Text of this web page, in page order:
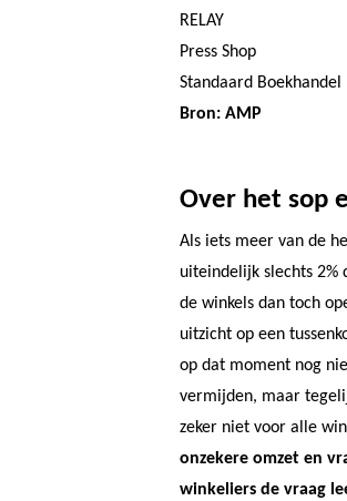
RELAY
Press Shop
Standaard Boekhandel
Bron: AMP
Over het sop
Als iets meer van de
uiteindelijk slechts 2%
de winkels dan toch
uitzicht op een
op dat moment nog
vermijden, maar
zeker niet voor alle
onzekere omzet en
winkeliers de vraag